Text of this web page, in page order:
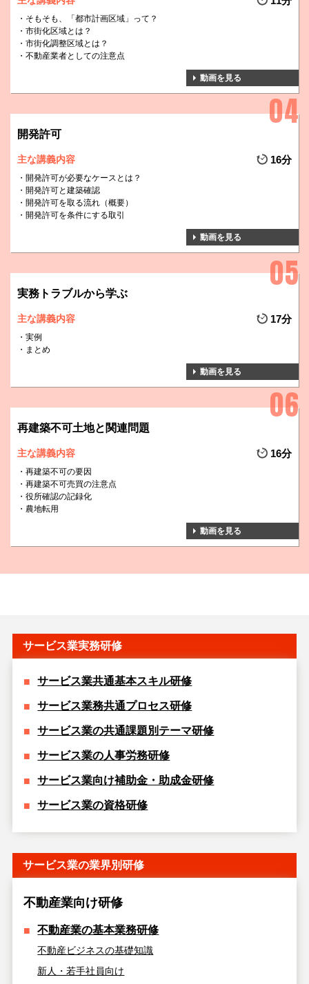
そもそも、「都市計画区域」って？
市街化区域とは？
市街化調整区域とは？
不動産業者としての注意点
動画を見る
開発許可
主な講義内容 16分
開発許可が必要なケースとは？
開発許可と建築確認
開発許可を取る流れ（概要）
開発許可を条件にする取引
動画を見る
実務トラブルから学ぶ
主な講義内容 17分
実例
まとめ
動画を見る
再建築不可土地と関連問題
主な講義内容 16分
再建築不可の要因
再建築不可売買の注意点
役所確認の記録化
農地転用
動画を見る
サービス業実務研修
サービス業共通基本スキル研修
サービス業務共通プロセス研修
サービス業の共通課題別テーマ研修
サービス業の人事労務研修
サービス業向け補助金・助成金研修
サービス業の資格研修
サービス業の業界別研修
不動産業向け研修
不動産業の基本業務研修
不動産ビジネスの基礎知識
新人・若手社員向け